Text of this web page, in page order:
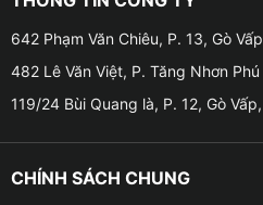
sẽ rơi vào tình trạng:
✦ Không đầy đủ, lắp đặt
gãy , không đúng theo thiết
khoang theo quy định .
642 Phạm Văn Chiêu, P. 13, Gò
482 Lê Văn Việt, P. Tăng Nhơn
119/24 Bùi Quang là, P. 12, Gò
CHÍNH SÁCH CHUNG